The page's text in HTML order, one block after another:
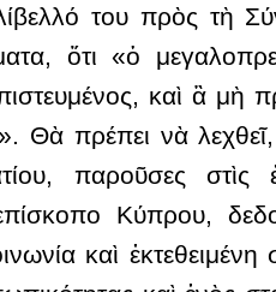
του πρὸς τὴ
ὅτι «ὁ
καὶ ἃ μὴ
Θὰ πρέπει νὰ
παροῦσες στὶς
Κύπρου,
καὶ